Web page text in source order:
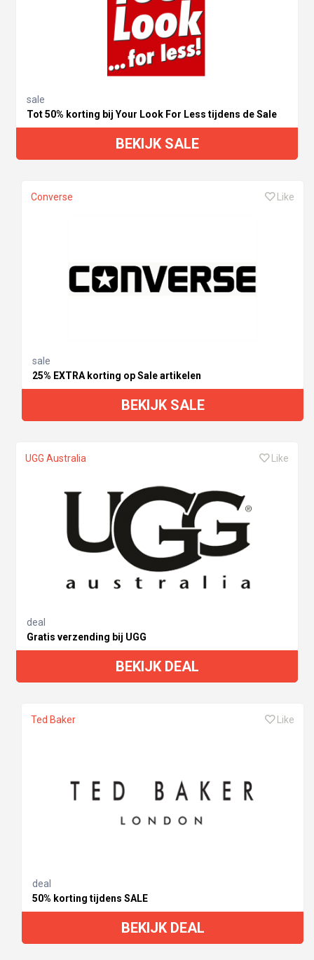
sale
Tot 50% korting bij Your Look For Less tijdens de Sale
BEKIJK SALE
Converse Like
sale
25% EXTRA korting op Sale artikelen
BEKIJK SALE
UGG Australia Like
deal
Gratis verzending bij UGG
BEKIJK DEAL
Ted Baker Like
deal
50% korting tijdens SALE
BEKIJK DEAL